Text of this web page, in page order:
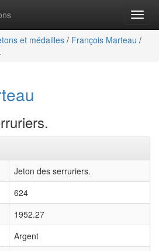
et médailles / François Marteau /
Jeton des serruriers.
624
1952.27
Argent